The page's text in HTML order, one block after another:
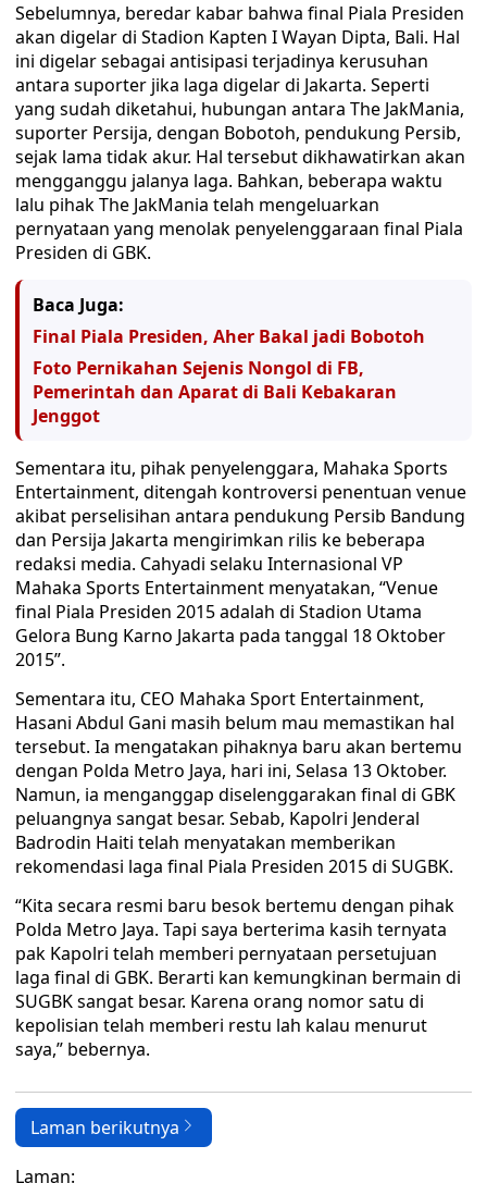
Sebelumnya, beredar kabar bahwa final Piala Presiden
akan digelar di Stadion Kapten I Wayan Dipta, Bali. Hal
ini digelar sebagai antisipasi terjadinya kerusuhan
antara suporter jika laga digelar di Jakarta. Seperti
yang sudah diketahui, hubungan antara The JakMania,
suporter Persija, dengan Bobotoh, pendukung Persib,
sejak lama tidak akur. Hal tersebut dikhawatirkan akan
mengganggu jalanya laga. Bahkan, beberapa waktu
lalu pihak The JakMania telah mengeluarkan
pernyataan yang menolak penyelenggaraan final Piala
Presiden di GBK.
Baca Juga:
Final Piala Presiden, Aher Bakal jadi Bobotoh
Foto Pernikahan Sejenis Nongol di FB,
Pemerintah dan Aparat di Bali Kebakaran
Jenggot
Sementara itu, pihak penyelenggara, Mahaka Sports
Entertainment, ditengah kontroversi penentuan venue
akibat perselisihan antara pendukung Persib Bandung
dan Persija Jakarta mengirimkan rilis ke beberapa
redaksi media. Cahyadi selaku Internasional VP
Mahaka Sports Entertainment menyatakan, “Venue
final Piala Presiden 2015 adalah di Stadion Utama
Gelora Bung Karno Jakarta pada tanggal 18 Oktober
2015”.
Sementara itu, CEO Mahaka Sport Entertainment,
Hasani Abdul Gani masih belum mau memastikan hal
tersebut. Ia mengatakan pihaknya baru akan bertemu
dengan Polda Metro Jaya, hari ini, Selasa 13 Oktober.
Namun, ia menganggap diselenggarakan final di GBK
peluangnya sangat besar. Sebab, Kapolri Jenderal
Badrodin Haiti telah menyatakan memberikan
rekomendasi laga final Piala Presiden 2015 di SUGBK.
“Kita secara resmi baru besok bertemu dengan pihak
Polda Metro Jaya. Tapi saya berterima kasih ternyata
pak Kapolri telah memberi pernyataan persetujuan
laga final di GBK. Berarti kan kemungkinan bermain di
SUGBK sangat besar. Karena orang nomor satu di
kepolisian telah memberi restu lah kalau menurut
saya,” bebernya.
Laman berikutnya
Laman: